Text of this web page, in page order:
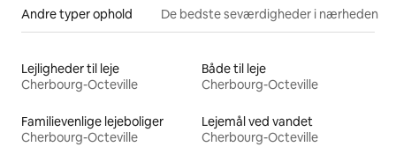
Andre typer ophold De bedste seværdigheder i nærheden
Lejligheder til leje
Cherbourg-Octeville
Både til leje
Cherbourg-Octeville
Familievenlige lejeboliger
Cherbourg-Octeville
Lejemål ved vandet
Cherbourg-Octeville